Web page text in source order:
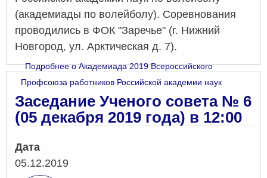
(академиады по волейболу). Соревнования
проводились в ФОК "Заречье" (г. Нижний
Новгород, ул. Арктическая д. 7).
Подробнеео Академиада 2019 Всероссийского
Профсоюза работников Российской академии наук
Заседание Ученого совета № 6
(05 декабря 2019 года) в 12:00
Дата
05.12.2019